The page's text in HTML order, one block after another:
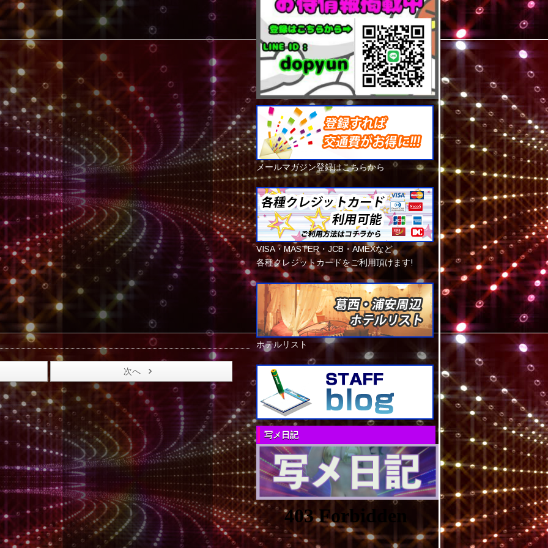
次へ
メールマガジン登録はこちらから
VISA・MASTER・JCB・AMEXなど
各種クレジットカードをご利用頂けます!
ホテルリスト
写メ日記